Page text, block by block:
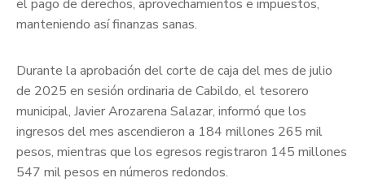
el pago de derechos, aprovechamientos e impuestos,
manteniendo así finanzas sanas.
Durante la aprobación del corte de caja del mes de julio
de 2025 en sesión ordinaria de Cabildo, el tesorero
municipal, Javier Arozarena Salazar, informó que los
ingresos del mes ascendieron a 184 millones 265 mil
pesos, mientras que los egresos registraron 145 millones
547 mil pesos en números redondos.